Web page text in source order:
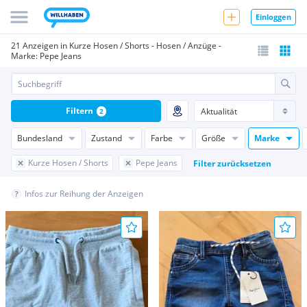
Einloggen
21 Anzeigen in Kurze Hosen / Shorts - Hosen / Anzüge -
Marke: Pepe Jeans
Bundesland Zustand Farbe Größe Marke
Kurze Hosen / Shorts Pepe Jeans Filter zurücksetzen
Filtern 2
Infos zur Reihung der Anzeigen